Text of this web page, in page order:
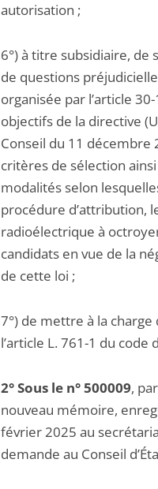
autorisation ;
6°) à titre subsidiaire, de
de questions
organisée par l’article
objectifs de la directive
Conseil du 11 décembre
critères de sélection
modalités selon
procédure d’attribution,
radioélectrique à
candidats en vue de la
de cette loi ;
7°) de mettre à la
l’article L. 761-1 du
2° Sous le n° 500009,
nouveau mémoire,
février 2025 au
demande au Conseil